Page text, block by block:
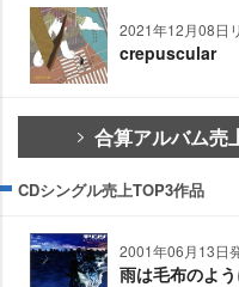
2021年12月08日
crepuscular
合算アルバム売
CDシングル売上TOP3作品
2001年06月13日
雨は毛布のよ